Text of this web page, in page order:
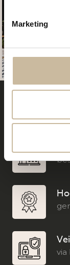
Marketing
via